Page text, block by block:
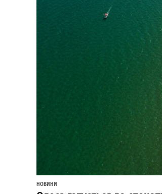
НОВИНИ